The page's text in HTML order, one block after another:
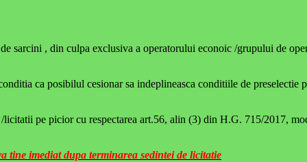
sarcini , din culpa exclusiva a operatorului econoic /grupului de
ca posibilul cesionar sa indeplineasca conditiile de preselectie
pe picior cu respectarea art.56, alin (3) din H.G. 715/2017,
tine imediat dupa terminarea sedintei de licitatie